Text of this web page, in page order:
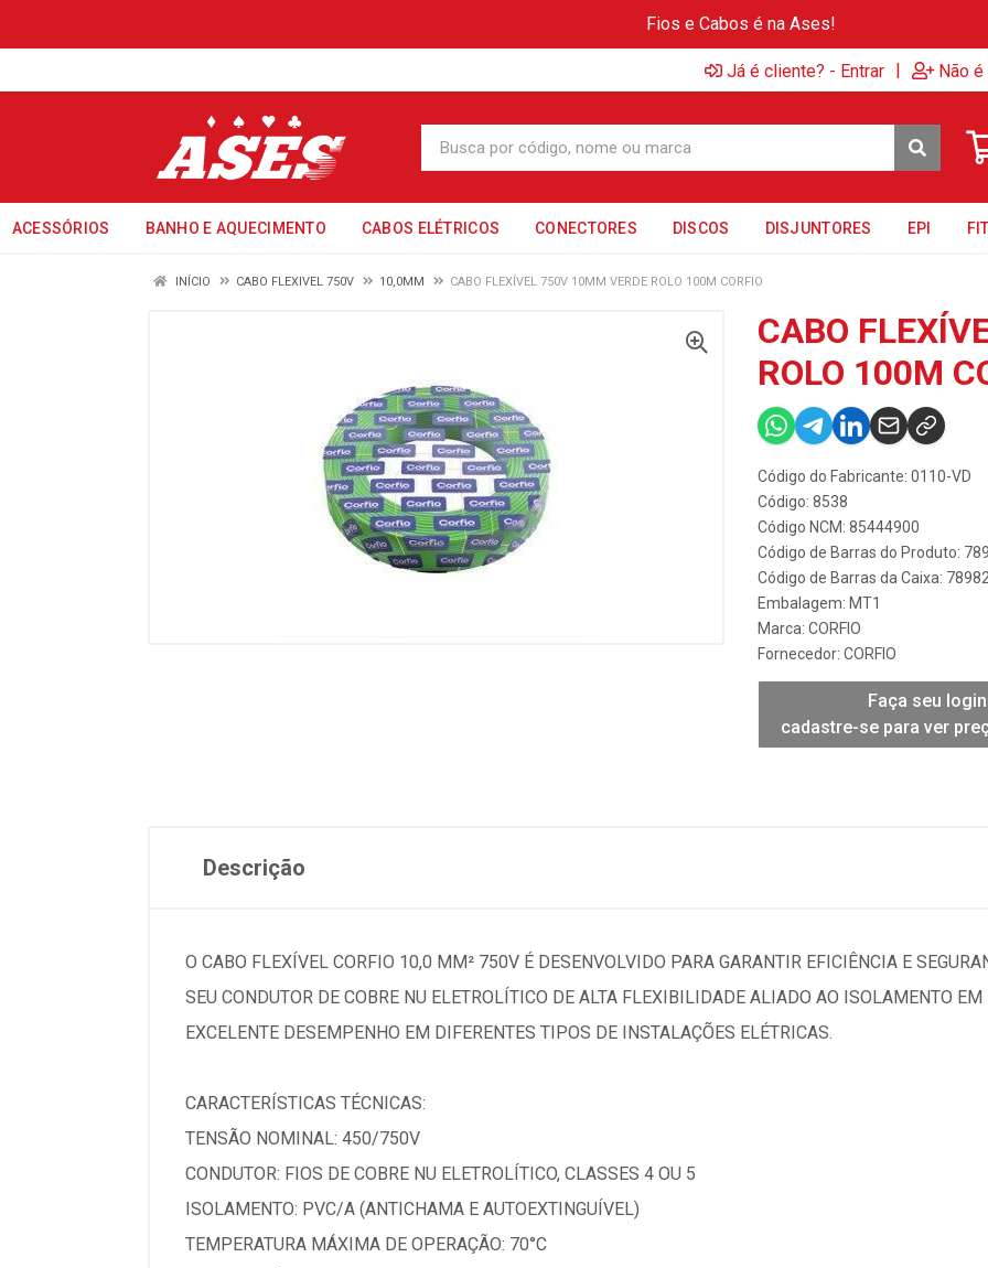
Fios e Cabos é na Ases!
Já é cliente? - Entrar | Não
ACESSÓRIOS BANHO E AQUECIMENTO CABOS ELÉTRICOS CONECTORES DISCOS DISJUNTORES EPI
INÍCIO CABO FLEXIVEL 750V 10,0MM CABO FLEXÍVEL 750V 10MM VERDE ROLO 100M CORFIO
CABO
ROLO 100M
Código do Fabricante: 0110-VD
Código: 8538
Código NCM: 85444900
Código de Barras do Produto:
Código de Barras da Caixa:
Embalagem: MT1
Marca: CORFIO
Fornecedor: CORFIO
Faça seu
cadastre-se para ver
Descrição
O CABO FLEXÍVEL CORFIO 10,0 MM² 750V É DESENVOLVIDO PARA GARANTIR EFICIÊNCIA E
SEU CONDUTOR DE COBRE NU ELETROLÍTICO DE ALTA FLEXIBILIDADE ALIADO AO ISOLAMENTO
EXCELENTE DESEMPENHO EM DIFERENTES TIPOS DE INSTALAÇÕES ELÉTRICAS.
CARACTERÍSTICAS TÉCNICAS:
TENSÃO NOMINAL: 450/750V
CONDUTOR: FIOS DE COBRE NU ELETROLÍTICO, CLASSES 4 OU 5
ISOLAMENTO: PVC/A (ANTICHAMA E AUTOEXTINGUÍVEL)
TEMPERATURA MÁXIMA DE OPERAÇÃO: 70°C